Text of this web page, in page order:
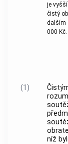
je
čistý
dalším
000 Kč.
(1)
níž